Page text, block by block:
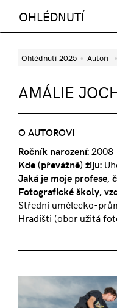
OHLÉDNUTÍ
Ohlédnutí 2025 Autoři
AMÁLIE
O AUTOROVI
Ročník narození: 2008
Kde (převážně) žiju:
Jaká je moje profese,
Fotografické školy,
Střední umělecko-
Hradišti (obor užitá